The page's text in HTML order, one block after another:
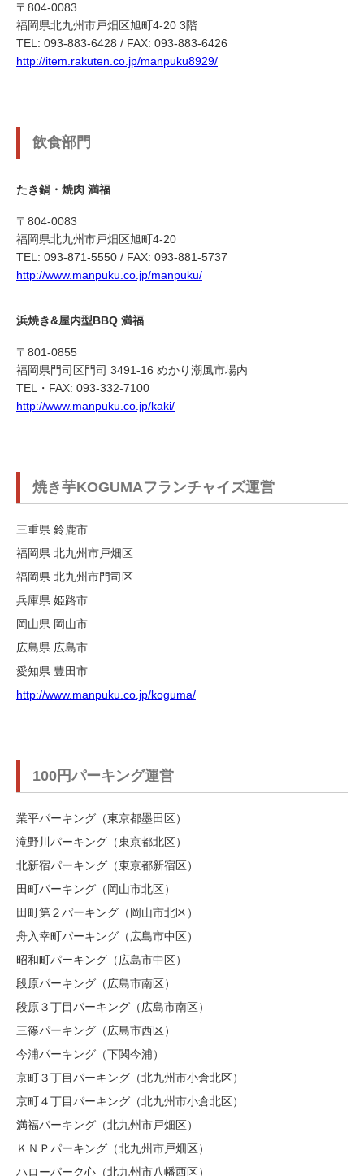
〒804-0083
福岡県北九州市戸畑区旭町4-20 3階
TEL: 093-883-6428 / FAX: 093-883-6426
http://item.rakuten.co.jp/manpuku8929/
飲食部門
たき鍋・焼肉 満福
〒804-0083
福岡県北九州市戸畑区旭町4-20
TEL: 093-871-5550 / FAX: 093-881-5737
http://www.manpuku.co.jp/manpuku/
浜焼き&屋内型BBQ 満福
〒801-0855
福岡県門司区門司 3491-16 めかり潮風市場内
TEL・FAX: 093-332-7100
http://www.manpuku.co.jp/kaki/
焼き芋KOGUMAフランチャイズ運営
三重県 鈴鹿市
福岡県 北九州市戸畑区
福岡県 北九州市門司区
兵庫県 姫路市
岡山県 岡山市
広島県 広島市
愛知県 豊田市
http://www.manpuku.co.jp/koguma/
100円パーキング運営
業平パーキング（東京都墨田区）
滝野川パーキング（東京都北区）
北新宿パーキング（東京都新宿区）
田町パーキング（岡山市北区）
田町第２パーキング（岡山市北区）
舟入幸町パーキング（広島市中区）
昭和町パーキング（広島市中区）
段原パーキング（広島市南区）
段原３丁目パーキング（広島市南区）
三篠パーキング（広島市西区）
今浦パーキング（下関今浦）
京町３丁目パーキング（北九州市小倉北区）
京町４丁目パーキング（北九州市小倉北区）
満福パーキング（北九州市戸畑区）
ＫＮＰパーキング（北九州市戸畑区）
ハローパーク心（北九州市八幡西区）